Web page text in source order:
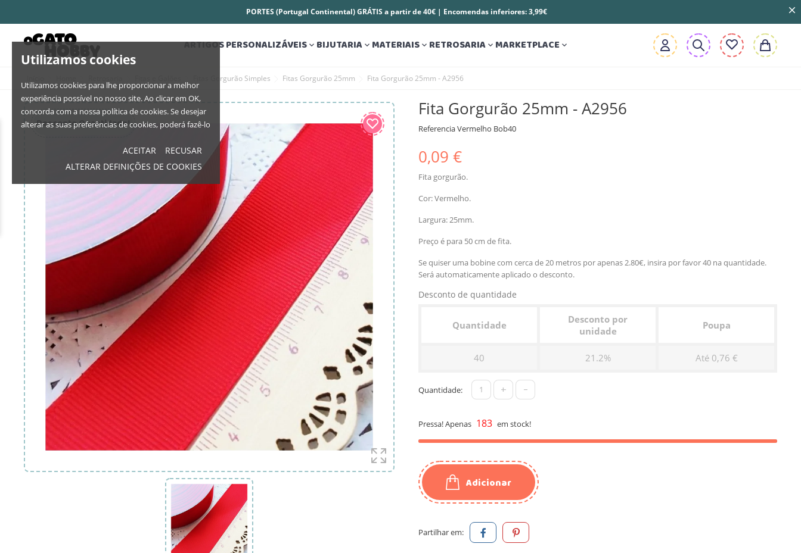
Utilizamos cookies
Utilizamos cookies para lhe proporcionar a melhor
experiência possível no nosso site. Ao clicar em OK,
concorda com a nossa política de cookies. Se desejar
alterar as suas preferências de cookies, poderá fazê-lo
ACEITAR
RECUSAR
ALTERAR DEFINIÇÕES DE COOKIES
PORTES (Portugal Continental) GRÁTIS a partir de 40€ | Encomendas inferiores: 3,99€
ARTIGOS PERSONALIZÁVEIS BIJUTARIA MATERIAIS RETROSARIA MARKETPLACE 
Fitas Gorgurão Simples Fitas Gorgurão 25mm Fita Gorgurão 25mm - A2956
Desconto Quantidade!
Fita Gorgurão 25mm - A2956
ReferenciaVermelho Bob40
0,09 €
Fita gorgurão.
Cor: Vermelho.
Largura: 25mm.
Preço é para 50 cm de fita.
Se quiser uma bobine com cerca de 20 metros por apenas 2.80€, insira por favor 40 na quantidade.
Será automaticamente aplicado o desconto.
Desconto de quantidade
Quantidade
Desconto por
unidade
Poupa
40 21.2% Até 0,76 €
Quantidade: + -
Pressa! Apenas 183 em stock!
Adicionar
Partilhar em: